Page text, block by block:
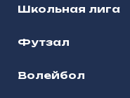
Школьная лига
Футзал
Волейбол